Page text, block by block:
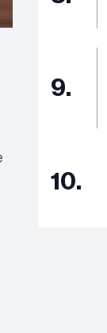
9.
10.